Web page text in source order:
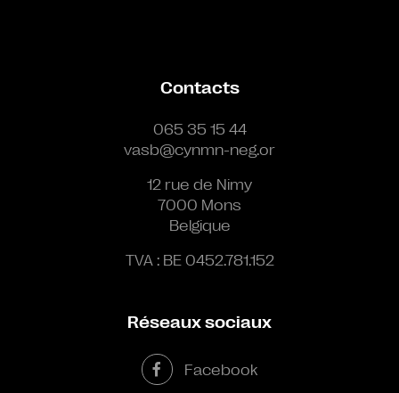
Contacts
065 35 15 44
vasb@cynmn-neg.or
12 rue de Nimy
7000 Mons
Belgique
TVA : BE 0452.781.152
Réseaux sociaux
Facebook